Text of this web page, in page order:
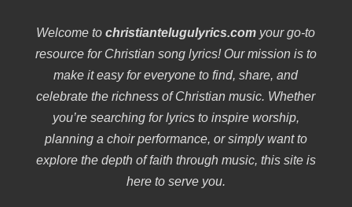
Welcome tochristiantelugulyrics.com your go-to
resource for Christian song lyrics! Our mission is to
make it easy for everyone to find, share, and
celebrate the richness of Christian music. Whether
you’re searching for lyrics to inspire worship,
planning a choir performance, or simply want to
explore the depth of faith through music, this site is
here to serve you.